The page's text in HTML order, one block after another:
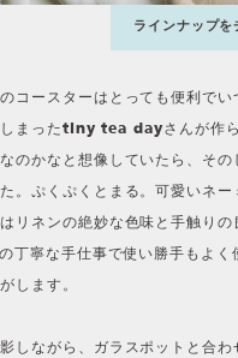
ラインナップを
コースターはとっても便利で
まったtiny tea dayさんが作ら
のかなと想像していたら、そ
。ぷくぷくとまる。可愛いネ
リネンの絶妙な色味と手触り
丁寧な手仕事で使い勝手もよく
します。
しながら、ガラスポットと合